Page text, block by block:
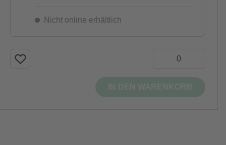
Nicht online erhältlich